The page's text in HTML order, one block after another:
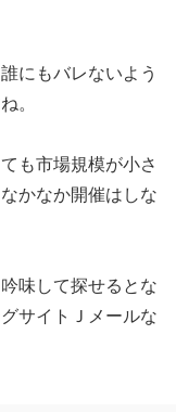
にもバレないよう
。
も市場規模が小さ
かなか開催はしな
味して探せるとな
サイトＪメールな